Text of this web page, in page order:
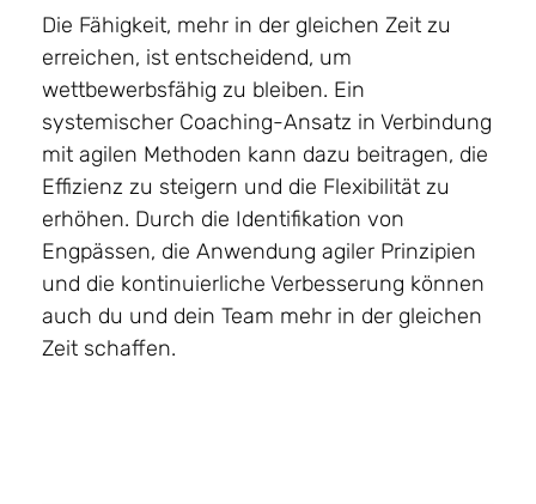
Die Fähigkeit, mehr in der gleichen Zeit zu
erreichen, ist entscheidend, um
wettbewerbsfähig zu bleiben. Ein
systemischer Coaching-Ansatz in Verbindung
mit agilen Methoden kann dazu beitragen, die
Effizienz zu steigern und die Flexibilität zu
erhöhen. Durch die Identifikation von
Engpässen, die Anwendung agiler Prinzipien
und die kontinuierliche Verbesserung können
auch du und dein Team mehr in der gleichen
Zeit schaffen.